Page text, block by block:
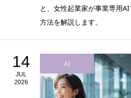
と、女性起業家が事業専用
方法を解説します。
14
JUL
2026
AI